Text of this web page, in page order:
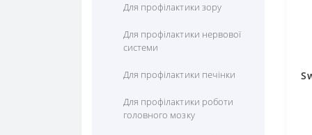
Цистеїн
Цитрулін
Для профілактики зору
Для профілактики нервової
системи
Для профілактики печінки
Для профілактики роботи
головного мозку